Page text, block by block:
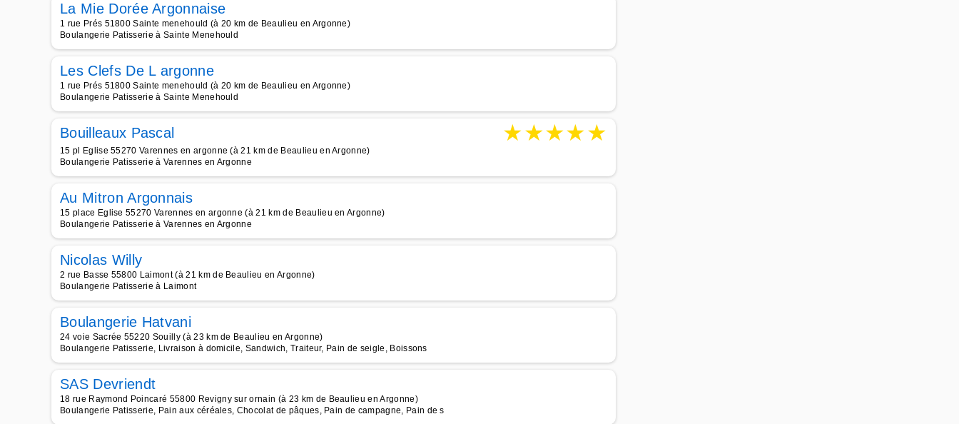
La Mie Dorée Argonnaise
1 rue Prés 51800 Sainte menehould (à 20 km de Beaulieu en Argonne)
Boulangerie Patisserie à Sainte Menehould
Les Clefs De L argonne
1 rue Prés 51800 Sainte menehould (à 20 km de Beaulieu en Argonne)
Boulangerie Patisserie à Sainte Menehould
Bouilleaux Pascal ★★★★★
15 pl Eglise 55270 Varennes en argonne (à 21 km de Beaulieu en Argonne)
Boulangerie Patisserie à Varennes en Argonne
Au Mitron Argonnais
15 place Eglise 55270 Varennes en argonne (à 21 km de Beaulieu en Argonne)
Boulangerie Patisserie à Varennes en Argonne
Nicolas Willy
2 rue Basse 55800 Laimont (à 21 km de Beaulieu en Argonne)
Boulangerie Patisserie à Laimont
Boulangerie Hatvani
24 voie Sacrée 55220 Souilly (à 23 km de Beaulieu en Argonne)
Boulangerie Patisserie, Livraison à domicile, Sandwich, Traiteur, Pain de seigle, Boissons
SAS Devriendt
18 rue Raymond Poincaré 55800 Revigny sur ornain (à 23 km de Beaulieu en Argonne)
Boulangerie Patisserie, Pain aux céréales, Chocolat de pâques, Pain de campagne, Pain de s